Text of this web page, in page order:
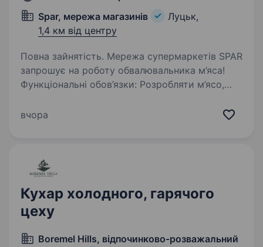
Spar, мережа магазинів
Луцьк,
1,4 км від центру
Повна зайнятість. Мережа супермаркетів SPAR
запрошує на роботу обвалювальника м’яса!
Функціональні обов’язки: Розробляти м’ясо,
актуальні технології по м’ясній продукції;
вчора
Кухар холодного, гарячого
цеху
Boremel Hills, відпочинково-розважальний